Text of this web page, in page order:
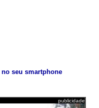
no seu smartphone
publicidade